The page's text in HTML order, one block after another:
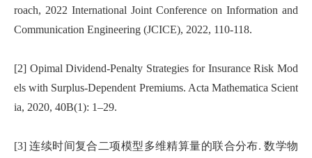
roach, 2022 International Joint Conference on Information and
Communication Engineering (JCICE), 2022, 110-118.
[2] Opimal Dividend-Penalty Strategies for Insurance Risk Mod
els with Surplus-Dependent Premiums. Acta Mathematica Scient
ia, 2020, 40B(1): 1–29.
[3] 连续时间复合二项模型多维精算量的联合分布. 数学物